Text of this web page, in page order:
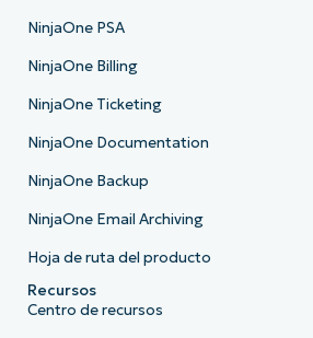
NinjaOne PSA
NinjaOne Billing
NinjaOne Ticketing
NinjaOne Documentation
NinjaOne Backup
NinjaOne Email Archiving
Hoja de ruta del producto
Recursos
Centro de recursos